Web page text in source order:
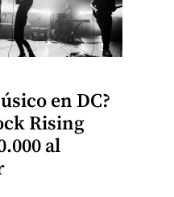
en DC?
Rising
al